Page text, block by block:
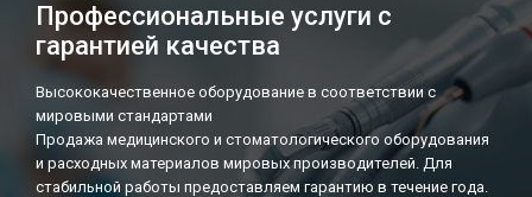
Профессиональные услуги с
гарантией качества
Высококачественное оборудование в соответствии с
мировыми стандартами
Продажа медицинского и стоматологического оборудования
и расходных материалов мировых производителей. Для
стабильной работы предоставляем гарантию в течение года.